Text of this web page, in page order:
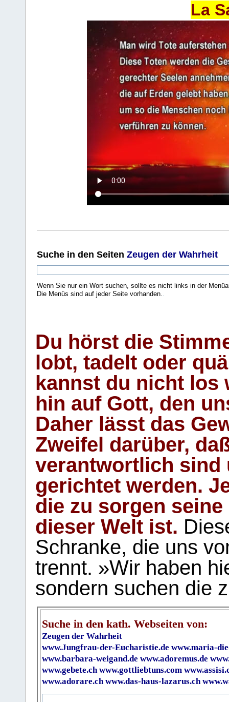
La
Suche in den Seiten Zeugen der Wahrheit
Wenn Sie nur ein Wort suchen, sollte es nicht links in der
Die Menüs sind auf jeder Seite vorhanden.
Du hörst die
lobt, tadelt oder
kannst du nicht los
hin auf Gott, den
Daher lässt das
Zweifel darüber,
verantwortlich sind
gerichtet werden.
die zu sorgen
dieser Welt ist.
Schranke, die uns
trennt. »Wir haben
sondern suchen die
Suche in den kath. Webseiten von:
Zeugen der Wahrheit
www.Jungfrau-der-Eucharistie.de www.maria-
www.barbara-weigand.de www.adoremus.de
www.gebete.ch www.gottliebtuns.com
www.adorare.ch www.das-haus-lazarus.ch